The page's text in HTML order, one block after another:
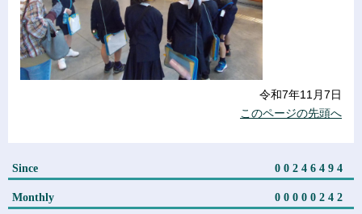
Since 00246494
Monthly 00000242
令和7年11月7日
このページの先頭へ